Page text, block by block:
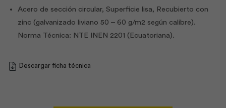
Acero de sección circular, Superficie lisa, Recubierto con
zinc (galvanizado liviano 50 – 60 g/m2 según calibre).
Norma Técnica: NTE INEN 2201 (Ecuatoriana).
Descargar ficha técnica